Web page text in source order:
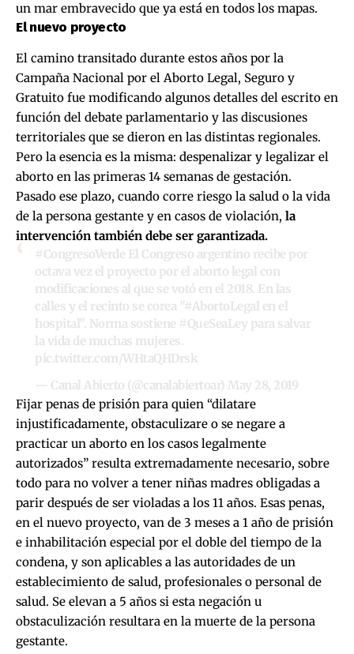
un mar embravecido que ya está en todos los mapas.
El nuevo proyecto
El camino transitado durante estos años por la
Campaña Nacional por el Aborto Legal, Seguro y
Gratuito fue modificando algunos detalles del escrito en
función del debate parlamentario y las discusiones
territoriales que se dieron en las distintas regionales.
Pero la esencia es la misma: despenalizar y legalizar el
aborto en las primeras 14 semanas de gestación.
Pasado ese plazo, cuando corre riesgo la salud o la vida
de la persona gestante y en casos de violación, la
intervención también debe ser garantizada.
#CongresoVerde El Congreso argentino recibe por
octava vez el proyecto por el aborto legal con
modificaciones al que se votó en el 2018. En las
calles y el recinto se corea "#AbortoLegal en el
hospital". Norma sostiene #QueSeaLey para salvar
la vida de muchas mujeres.
pic.twitter.com/WHtaQHDrsk
— Canal Abierto (@canalabiertoar) May 28, 2019
Fijar penas de prisión para quien “dilatare
injustificadamente, obstaculizare o se negare a
practicar un aborto en los casos legalmente
autorizados” resulta extremadamente necesario, sobre
todo para no volver a tener niñas madres obligadas a
parir después de ser violadas a los 11 años. Esas penas,
en el nuevo proyecto, van de 3 meses a 1 año de prisión
e inhabilitación especial por el doble del tiempo de la
condena, y son aplicables a las autoridades de un
establecimiento de salud, profesionales o personal de
salud. Se elevan a 5 años si esta negación u
obstaculización resultara en la muerte de la persona
gestante.